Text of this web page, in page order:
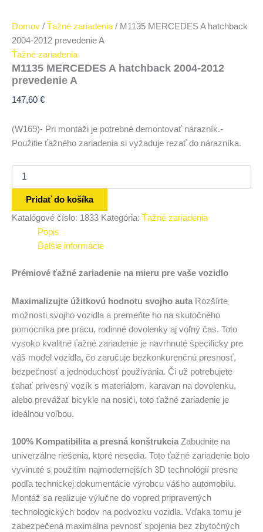
Domov / Ťažné zariadenia/ M1135 MERCEDES A hatchback
2004-2012 prevedenie A
Ťažné zariadenia
M1135 MERCEDES A hatchback 2004-2012
prevedenie A
147,60 €
(W169)- Pri montáži je potrebné demontovať nárazník.-
Použitie ťažného zariadenia si vyžaduje rezať do nárazníka.
Pridať do košíka
Katalógové číslo: 1833 Kategória: Ťažné zariadenia
Popis
Ďalšie informácie
Prémiové ťažné zariadenie na mieru pre vaše vozidlo
Maximalizujte úžitkovú hodnotu svojho auta Rozšírte
možnosti svojho vozidla a premeňte ho na skutočného
pomocníka pre prácu, rodinné dovolenky aj voľný čas. Toto
vysoko kvalitné ťažné zariadenie je navrhnuté špecificky pre
váš model vozidla, čo zaručuje bezkonkurenčnú presnosť,
bezpečnosť a jednoduchosť používania. Či už potrebujete
ťahať prívesný vozík s materiálom, karavan na dovolenku,
alebo prevážať bicykle na nosiči, toto ťažné zariadenie je
ideálnou voľbou.
100% Kompatibilita a presná konštrukcia Zabudnite na
univerzálne riešenia, ktoré nesedia. Toto ťažné zariadenie bolo
vyvinuté s použitím najmodernejších 3D technológií presne
podľa technickej dokumentácie výrobcu vášho automobilu.
Montáž sa realizuje výlučne do vopred pripravených
technologických bodov na podvozku vozidla. Vďaka tomu je
zabezpečená maximálna pevnosť spojenia bez zbytočných